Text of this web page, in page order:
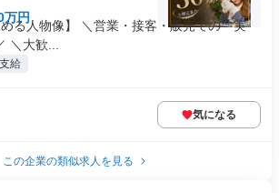
万円
る人物像】 ＼営業・接客・販売での「実
＼大歓...
給
気になる
この企業の類似求人を見る